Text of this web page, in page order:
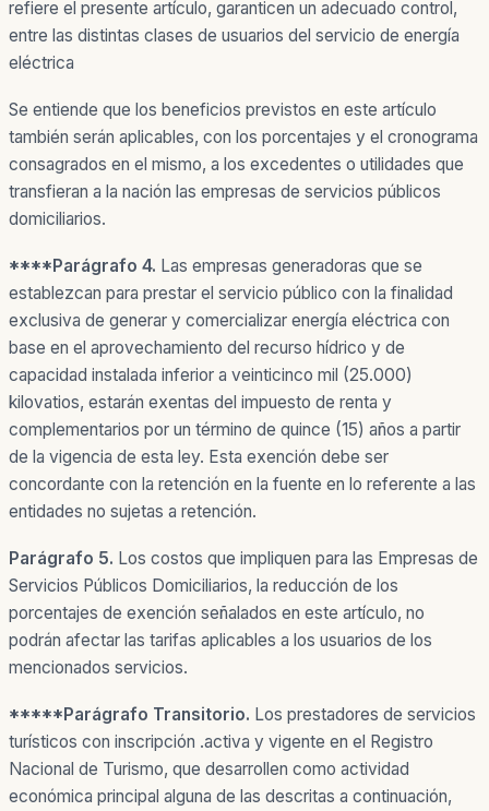
refiere el presente artículo, garanticen un adecuado control,
entre las distintas clases de usuarios del servicio de energía
eléctrica
Se entiende que los beneficios previstos en este artículo
también serán aplicables, con los porcentajes y el cronograma
consagrados en el mismo, a los excedentes o utilidades que
transfieran a la nación las empresas de servicios públicos
domiciliarios.
****Parágrafo 4. Las empresas generadoras que se
establezcan para prestar el servicio público con la finalidad
exclusiva de generar y comercializar energía eléctrica con
base en el aprovechamiento del recurso hídrico y de
capacidad instalada inferior a veinticinco mil (25.000)
kilovatios, estarán exentas del impuesto de renta y
complementarios por un término de quince (15) años a partir
de la vigencia de esta ley. Esta exención debe ser
concordante con la retención en la fuente en lo referente a las
entidades no sujetas a retención.
Parágrafo 5. Los costos que impliquen para las Empresas de
Servicios Públicos Domiciliarios, la reducción de los
porcentajes de exención señalados en este artículo, no
podrán afectar las tarifas aplicables a los usuarios de los
mencionados servicios.
*****Parágrafo Transitorio. Los prestadores de servicios
turísticos con inscripción .activa y vigente en el Registro
Nacional de Turismo, que desarrollen como actividad
económica principal alguna de las descritas a continuación,